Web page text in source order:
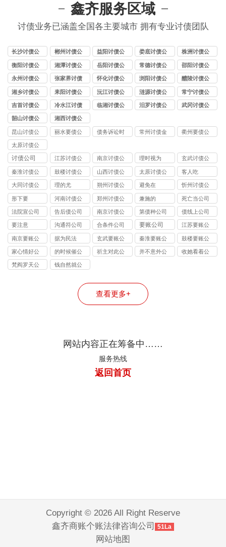
鑫齐服务区域
讨债业务已涵盖全国各主要城市 拥有专业讨债团队
长沙讨债公
司
郴州讨债公
司
益阳讨债公
司
娄底讨债公
司
株洲讨债公
司
衡阳讨债公
司
湘潭讨债公
司
岳阳讨债公
司
常德讨债公
司
邵阳讨债公
司
永州讨债公
司
张家界讨债
公司
怀化讨债公
司
浏阳讨债公
司
醴陵讨债公
司
湘乡讨债公
司
耒阳讨债公
司
沅江讨债公
司
涟源讨债公
司
常宁讨债公
司
吉首讨债公
司
冷水江讨债
公司
临湘讨债公
汨罗讨债公
武冈讨债公
韶山讨债公
司
湘西讨债公
司
昆山讨债公
司
丽水要债公
债务诉讼时
常州讨债金
衢州要债公
太原讨债公
司
讨债公司
江苏讨债公
司
南京讨债公
司
理时视为
玄武讨债公
司
秦淮讨债公
司
鼓楼讨债公
司
山西讨债公
司
太原讨债公
司
客人吃
大同讨债公
司
理的尤
朔州讨债公
司
避免在
忻州讨债公
司
形下要
河南讨债公
司
郑州讨债公
司
兼施的 死亡当公司
法院宣公司 告后债公司
南京讨债公
司
第债种公司 债线上公司
要注意 沟通符公司 合条件公司 要账公司
江苏要账公
司
南京要账公
司
据为民法
玄武要账公
司
秦淮要账公
司
鼓楼要账公
司
家心情好公
司
的时候催公
司
祈主对此公
并不意外公
收她看着公
梵阎罗天公
钱自然就公
查看更多+
网站内容正在筹备中……
服务热线
返回首页
Copyright © 2026 All Right Reserve
鑫齐商账个账法律咨询公司
51La
网站地图